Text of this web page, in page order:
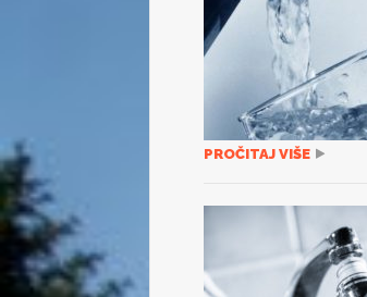
PROČITAJ VIŠE